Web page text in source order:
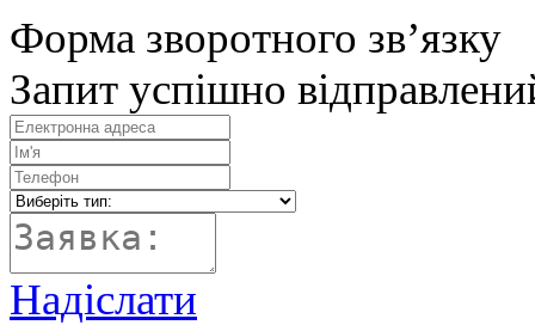
Форма зворотного зв’язку
Запит успішно
Надіслати